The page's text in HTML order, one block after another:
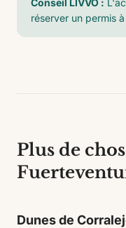
Conseil LIVVO :
réserver un permis
Plus de
Dunes de